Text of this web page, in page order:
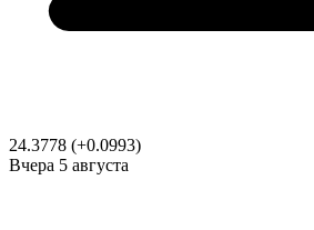
24.3778 (+0.0993)
Вчера 5 августа